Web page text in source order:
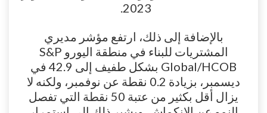
2023.
بالإضافة إلى ذلك، ارتفع مؤشر مديري
المشتريات للبناء في منطقة اليورو S&P
Global/HCOB بشكل طفيف إلى 42.9 في
ديسمبر، بزيادة 0.2 نقطة عن نوفمبر، ولكنه لا
يزال أقل بكثير من عتبة 50 نقطة التي تفصل